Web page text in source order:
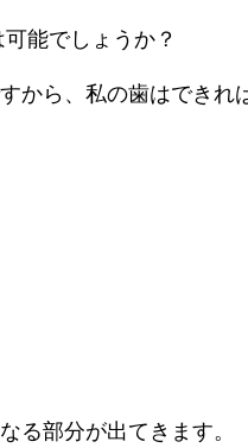
能でしょうか？
から、私の歯はできれ
る部分が出てきます。